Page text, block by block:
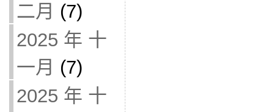
二月 (7)
2025 年 十
一月 (7)
2025 年 十